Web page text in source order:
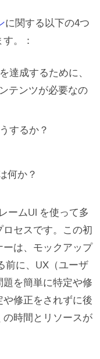
作成
ト
イピングツ
ラリの活用
に関する以下の4つ
。：
達成するために、
テンツが必要なの
するか？
何か？
ームUI を使って多
ロセスです。この初
は、モックアップ
前に、UX（ユーザ
を簡単に特定や修
修正をされずに後
時間とリソースが